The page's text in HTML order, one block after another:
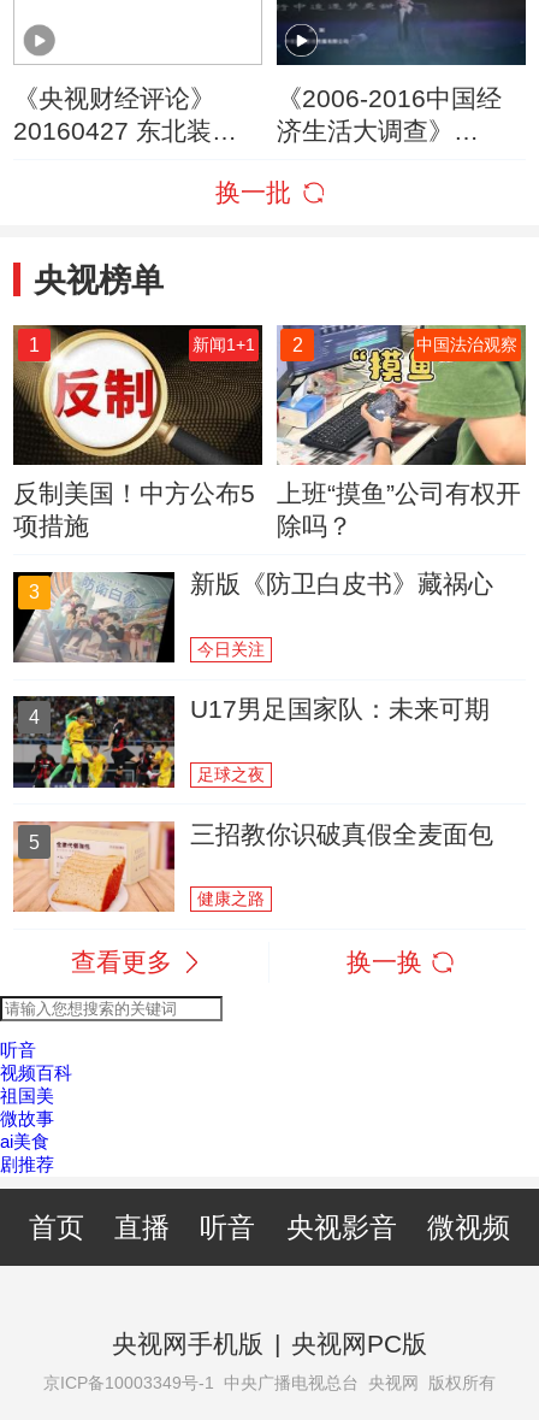
《央视财经评论》
20160427 东北装备
《2006-2016中国经
济生活大调查》
换一批
央视榜单
1 新闻1+1
反制美国！中方公布5
项措施
2 中国法治观察
上班“摸鱼”公司有权开
除吗？
3 新版《防卫白皮书》藏祸心
今日关注
4 U17男足国家队：未来可期
足球之夜
5 三招教你识破真假全麦面包
健康之路
查看更多 换一换
听音
视频百科
祖国美
微故事
ai美食
剧推荐
首页 直播 听音 央视影音 微视频
央视网手机版 | 央视网PC版
京ICP备10003349号-1 中央广播电视总台 央视网 版权所有